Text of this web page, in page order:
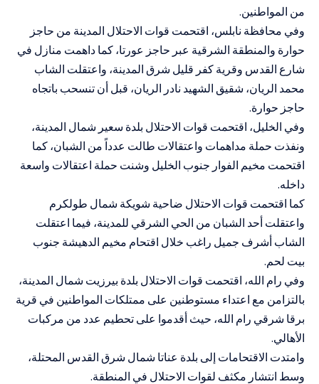
من المواطنين.
وفي محافظة نابلس، اقتحمت قوات الاحتلال المدينة من حاجز
حوارة والمنطقة الشرقية عبر حاجز عورتا، كما داهمت منازل في
شارع القدس وقرية كفر قليل شرق المدينة، واعتقلت الشاب
محمد الريان، شقيق الشهيد نادر الريان، قبل أن تنسحب باتجاه
حاجز حوارة.
وفي الخليل، اقتحمت قوات الاحتلال بلدة سعير شمال المدينة،
ونفذت حملة مداهمات واعتقالات طالت عدداً من الشبان، كما
اقتحمت مخيم الفوار جنوب الخليل وشنت حملة اعتقالات واسعة
داخله.
كما اقتحمت قوات الاحتلال ضاحية شويكة شمال طولكرم
واعتقلت أحد الشبان من الحي الشرقي للمدينة، فيما اعتقلت
الشاب أشرف جميل راغب خلال اقتحام مخيم الدهيشة جنوب
بيت لحم.
وفي رام الله، اقتحمت قوات الاحتلال بلدة بيرزيت شمال المدينة،
بالتزامن مع اعتداء مستوطنين على ممتلكات المواطنين في قرية
برقا شرقي رام الله، حيث أقدموا على تحطيم عدد من مركبات
الأهالي.
وامتدت الاقتحامات إلى بلدة عناتا شمال شرق القدس المحتلة،
وسط انتشار مكثف لقوات الاحتلال في المنطقة.